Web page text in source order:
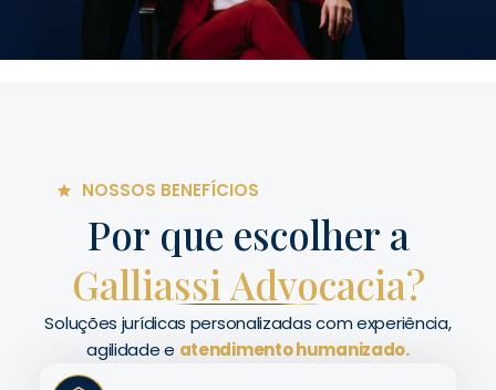
NOSSOS BENEFÍCIOS
Por que escolher a
Galliassi Advocacia?
Soluções jurídicas personalizadas com experiência,
agilidade e atendimento humanizado.